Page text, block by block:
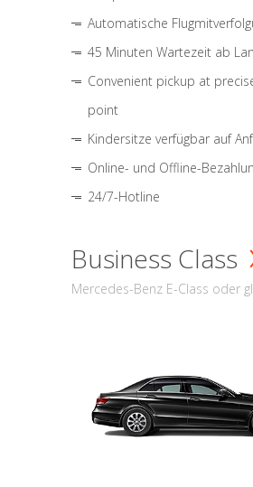
Automatische
45 Minuten Wartezeit ab
Convenient pickup at
point
Kindersitze verfügbar auf
Online- und Offline-
24/7-Hotline
Business Class
Mercedes-Benz E-Class oder